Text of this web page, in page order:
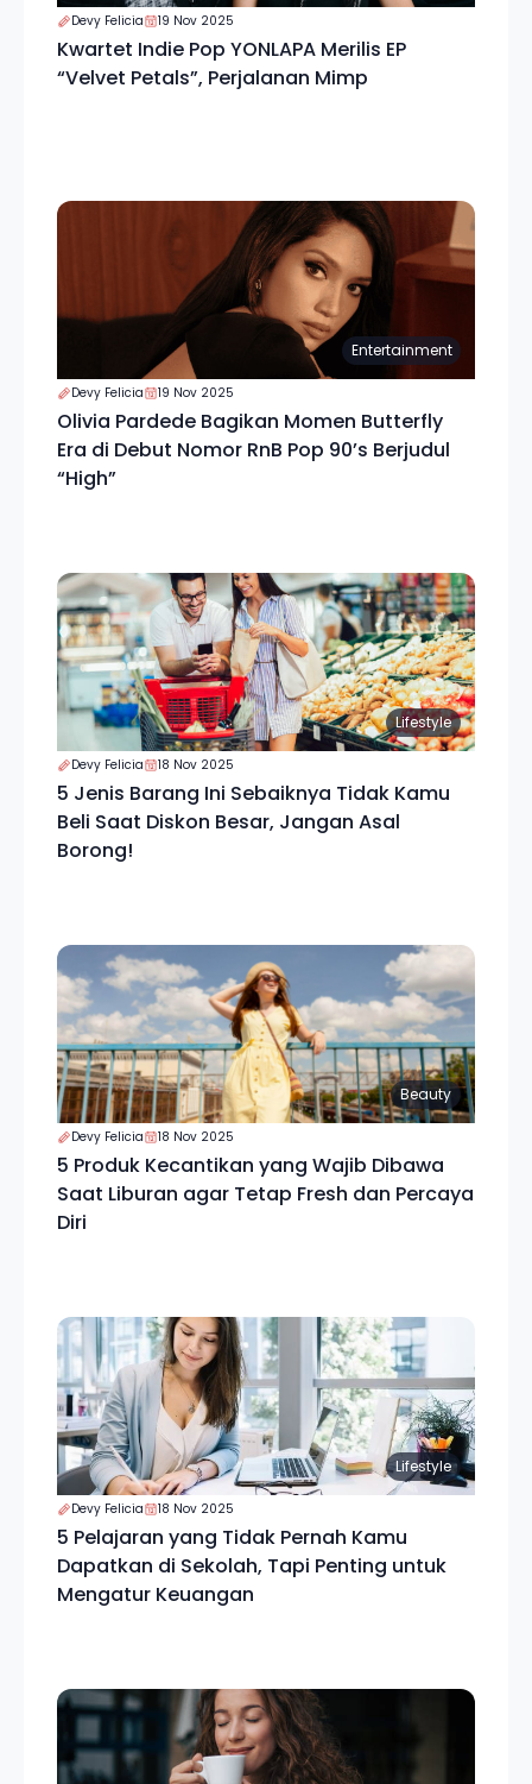
Devy Felicia 19 Nov 2025
Kwartet Indie Pop YONLAPA Merilis EP
“Velvet Petals”, Perjalanan Mimp
Entertainment
Devy Felicia 19 Nov 2025
Olivia Pardede Bagikan Momen Butterfly
Era di Debut Nomor RnB Pop 90’s Berjudul
“High”
Lifestyle
Devy Felicia 18 Nov 2025
5 Jenis Barang Ini Sebaiknya Tidak Kamu
Beli Saat Diskon Besar, Jangan Asal
Borong!
Beauty
Devy Felicia 18 Nov 2025
5 Produk Kecantikan yang Wajib Dibawa
Saat Liburan agar Tetap Fresh dan Percaya
Diri
Lifestyle
Devy Felicia 18 Nov 2025
5 Pelajaran yang Tidak Pernah Kamu
Dapatkan di Sekolah, Tapi Penting untuk
Mengatur Keuangan